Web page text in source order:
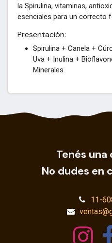
la Spirulina, vitaminas,
esenciales para un correcto
Presentación:
Spirulina + Canela +
Uva + Inulina +
Minerales
Tenés
No dudes en
11-